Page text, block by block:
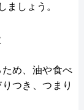
ましょう。
め、油や食べ
つき、つまり